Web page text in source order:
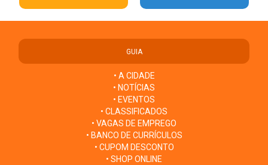
GUIA
• A CIDADE
• NOTÍCIAS
• EVENTOS
• CLASSIFICADOS
• VAGAS DE EMPREGO
• BANCO DE CURRÍCULOS
• CUPOM DESCONTO
• SHOP ONLINE